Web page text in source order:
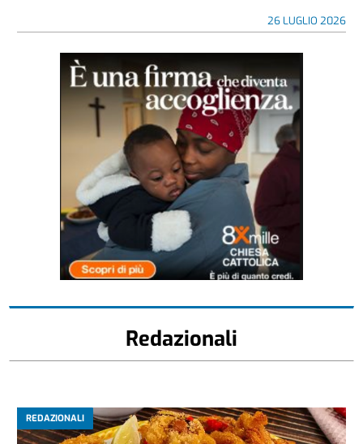
26 LUGLIO 2026
Redazionali
REDAZIONALI